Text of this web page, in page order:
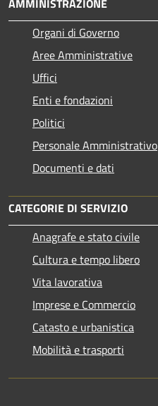
Organi di Governo
Aree Amministrative
Uffici
Enti e fondazioni
Politici
Personale Amministrativo
Documenti e dati
CATEGORIE DI SERVIZIO
Anagrafe e stato civile
Cultura e tempo libero
Vita lavorativa
Imprese e Commercio
Catasto e urbanistica
Mobilità e trasporti